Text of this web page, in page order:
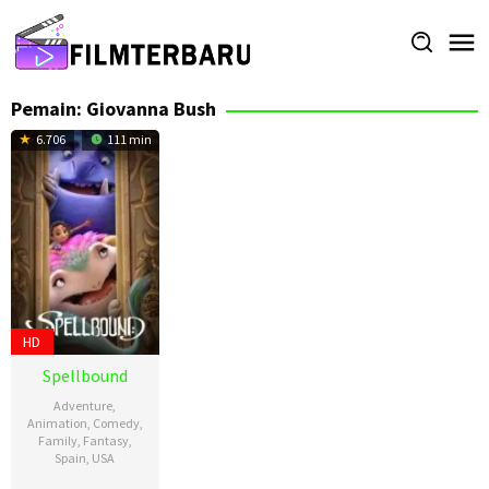
ke
konten
Pemain: Giovanna Bush
6.706 111 min
HD
Spellbound
Adventure
Animation Comedy,
Family, Fantasy,
Spain USA